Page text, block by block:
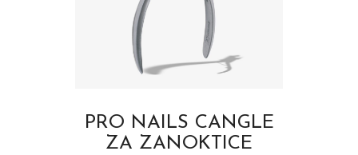
PRO NAILS CANGLE
ZA ZANOKTICE